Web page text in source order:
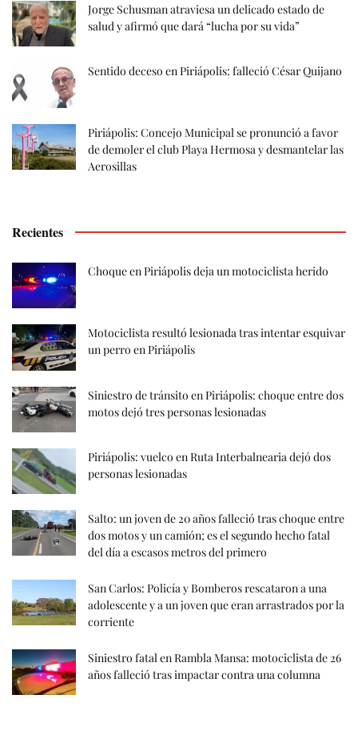
Jorge Schusman atraviesa un delicado estado de
salud y afirmó que dará “lucha por su vida”
Sentido deceso en Piriápolis: falleció César Quijano
Piriápolis: Concejo Municipal se pronunció a favor
de demoler el club Playa Hermosa y desmantelar las
Aerosillas
Recientes
Choque en Piriápolis deja un motociclista herido
Motociclista resultó lesionada tras intentar esquivar
un perro en Piriápolis
Siniestro de tránsito en Piriápolis: choque entre dos
motos dejó tres personas lesionadas
Piriápolis: vuelco en Ruta Interbalnearia dejó dos
personas lesionadas
Salto: un joven de 20 años falleció tras choque entre
dos motos y un camión; es el segundo hecho fatal
del día a escasos metros del primero
San Carlos: Policía y Bomberos rescataron a una
adolescente y a un joven que eran arrastrados por la
corriente
Siniestro fatal en Rambla Mansa: motociclista de 26
años falleció tras impactar contra una columna